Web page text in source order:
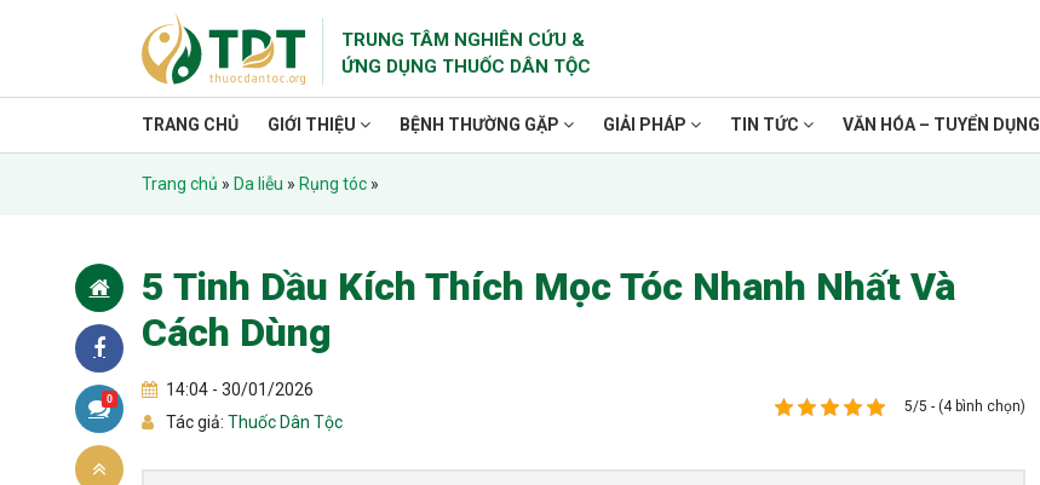
TRUNG TÂM NGHIÊN CỨU &
ỨNG DỤNG THUỐC DÂN TỘC
TRANG CHỦ GIỚI THIỆU BỆNH THƯỜNG GẶP GIẢI PHÁP TIN TỨC VĂN HÓA – TUYỂN DỤNG
Trang chủ » Da liễu » Rụng tóc »
5 Tinh Dầu Kích Thích Mọc Tóc Nhanh Nhất Và
Cách Dùng
14:04 - 30/01/2026
Tác giả: Thuốc Dân Tộc
5/5 - (4 bình chọn)
0